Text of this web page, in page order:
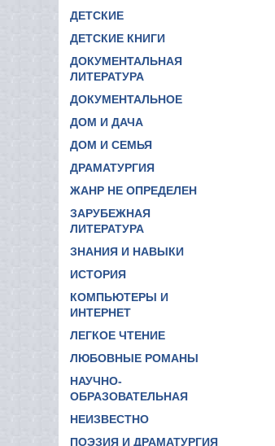
ДЕТСКИЕ
ДЕТСКИЕ КНИГИ
ДОКУМЕНТАЛЬНАЯ
ЛИТЕРАТУРА
ДОКУМЕНТАЛЬНОЕ
ДОМ И ДАЧА
ДОМ И СЕМЬЯ
ДРАМАТУРГИЯ
ЖАНР НЕ ОПРЕДЕЛЕН
ЗАРУБЕЖНАЯ
ЛИТЕРАТУРА
ЗНАНИЯ И НАВЫКИ
ИСТОРИЯ
КОМПЬЮТЕРЫ И
ИНТЕРНЕТ
ЛЕГКОЕ ЧТЕНИЕ
ЛЮБОВНЫЕ РОМАНЫ
НАУЧНО-
ОБРАЗОВАТЕЛЬНАЯ
НЕИЗВЕСТНО
ПОЭЗИЯ И ДРАМАТУРГИЯ